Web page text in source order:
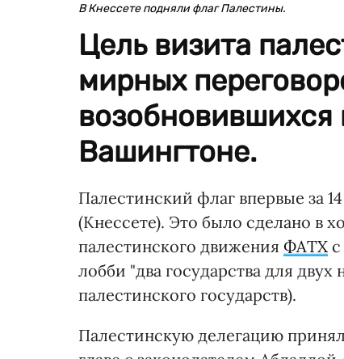
В Кнессете подняли флаг Палестины.
Цель визита
мирных
Вашингтоне.
Палестинский флаг впервые за
(Кнессете). Это было сделано в
палестинского движения ФАТХ
лобби "два государства для
палестинского государств).
Палестинскую делегацию